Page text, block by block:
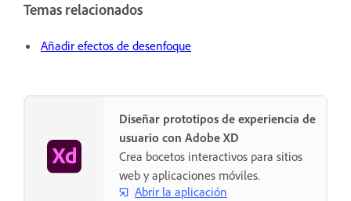
Temas relacionados
Añadir efectos de desenfoque
Diseñar prototipos de experiencia de
usuario con Adobe XD
Crea bocetos interactivos para sitios
web y aplicaciones móviles.
Abrir la aplicación